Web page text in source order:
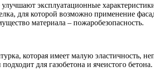
эксплуатационные
для которой возможно применение
материала – пожаробезопасность.
которая имеет малую эластичность,
для газобетона и ячеистого бетона.